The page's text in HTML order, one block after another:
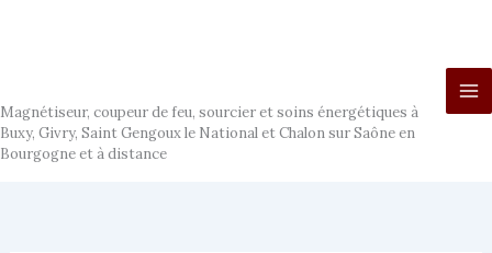
Magnétiseur, coupeur de feu, sourcier et soins énergétiques à
Buxy, Givry, Saint Gengoux le National et Chalon sur Saône en
Bourgogne et à distance